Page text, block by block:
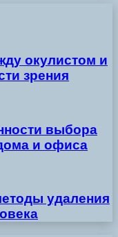
окулистом и
зрения
выбора
и офиса
удаления